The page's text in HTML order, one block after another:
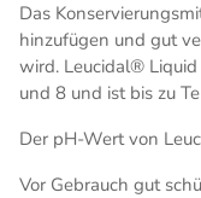
Das
hinzufügen und gut
wird. Leucidal®
und 8 und ist bis zu
Der pH-Wert von
Vor Gebrauch gut